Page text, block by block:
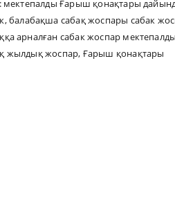
мектепалды Ғарыш қонақтары
,балабақша сабақ жоспары сабак
арналған сабак жоспар
жылдық жоспар, Ғарыш қонақтары